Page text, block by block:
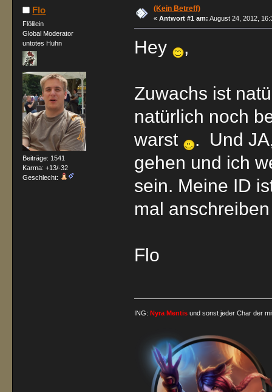
Flo
Flölilein
Global Moderator
untotes Huhn
Beiträge: 1541
Karma: +13/-32
Geschlecht:
(Kein Betreff)
« Antwort #1 am: August 24, 2012,
Hey ,
Zuwachs ist
natürlich noch
warst
. Und
gehen und ich
sein. Meine ID
mal
Flo
ING: Nyra Mentisund sonst jeder Char der